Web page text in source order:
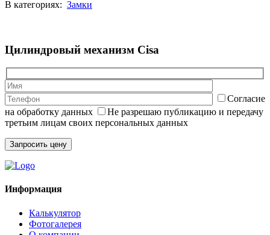
В категориях: Замки
Цилиндровый механизм Cisa
Согласие
на обработку данных
Не разрешаю публикацию и передачу
третьим лицам своих персональных данных
Информация
Калькулятор
Фотогалерея